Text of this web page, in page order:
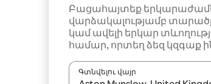
Բացահայտեք
վարձակալությամբ
կամ ավելի երկար
համար, որտեղ ձեզ կզգաք
Գտնվելու վայր